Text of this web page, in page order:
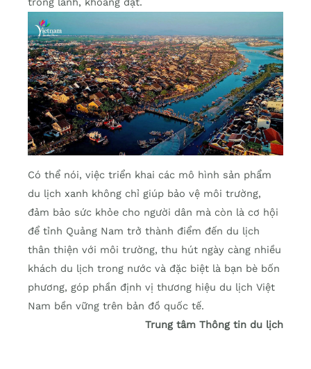
Có thể nói, việc triển khai các mô hình sản phẩm
du lịch xanh không chỉ giúp bảo vệ môi trường,
đảm bảo sức khỏe cho người dân mà còn là cơ hội
để tỉnh Quảng Nam trở thành điểm đến du lịch
thân thiện với môi trường, thu hút ngày càng nhiều
khách du lịch trong nước và đặc biệt là bạn bè bốn
phương, góp phần định vị thương hiệu du lịch Việt
Nam bền vững trên bản đồ quốc tế.
Trung tâm Thông tin du lịch